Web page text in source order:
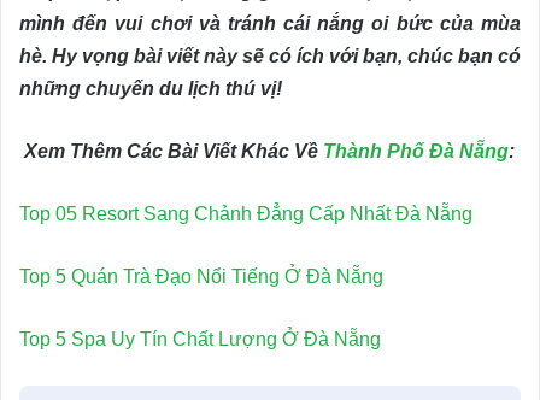
mình đến vui chơi và tránh cái nắng oi bức của mùa
hè. Hy vọng bài viết này sẽ có ích với bạn, chúc bạn có
những chuyến du lịch thú vị!
Xem Thêm Các Bài Viết Khác Về Thành Phố Đà Nẵng:
Top 05 Resort Sang Chảnh Đẳng Cấp Nhất Đà Nẵng
Top 5 Quán Trà Đạo Nổi Tiếng Ở Đà Nẵng
Top 5 Spa Uy Tín Chất Lượng Ở Đà Nẵng